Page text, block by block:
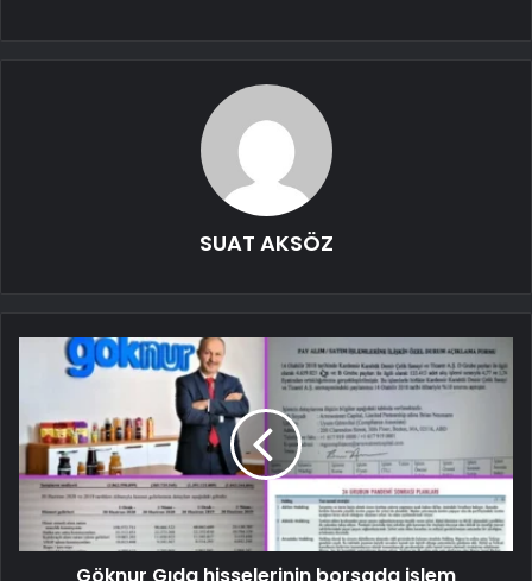
SUAT AKSÖZ
Göknur Gıda hisselerinin borsada işlem